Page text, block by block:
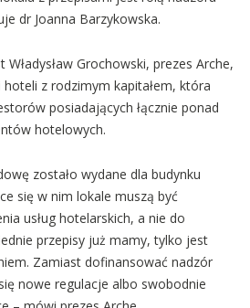
dr Joanna Barzykowska.
Grochowski, prezes Arche,
z rodzimym kapitałem, która
posiadających łącznie ponad
hotelowych.
zostało wydane dla budynku
się w nim lokale muszą być
usług hotelarskich, a nie do
przepisy już mamy, tylko jest
Zamiast dofinansować nadzór
nowe regulacje albo swobodnie